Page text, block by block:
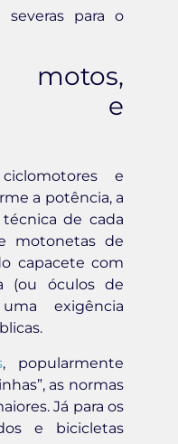
severas para o
motos,
e
e
a potência, a
de cada
motonetas de
capacete com
(ou óculos de
exigência
, popularmente
as normas
Já para os
e bicicletas